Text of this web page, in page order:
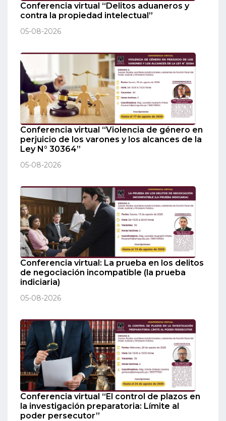
Conferencia virtual “Delitos aduaneros y
contra la propiedad intelectual”
05-08-2026
Conferencia virtual “Violencia de género en
perjuicio de los varones y los alcances de la
Ley N° 30364”
05-08-2026
Conferencia virtual: La prueba en los delitos
de negociación incompatible (la prueba
indiciaria)
05-08-2026
Conferencia virtual “El control de plazos en
la investigación preparatoria: Límite al
poder persecutor”